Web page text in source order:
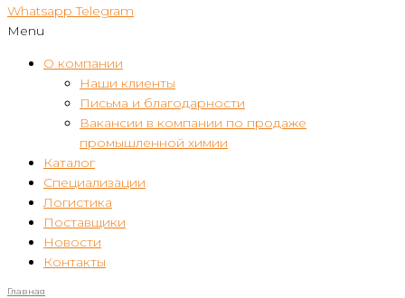
Whatsapp Telegram
Menu
О компании
Наши клиенты
Письма и благодарности
Вакансии в компании по продаже
промышленной химии
Каталог
Специализации
Логистика
Поставщики
Новости
Контакты
Главная